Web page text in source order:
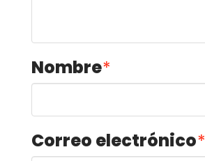
Nombre*
Correo electrónico*